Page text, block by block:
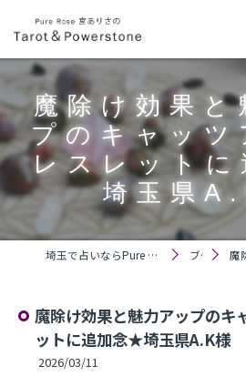
魔除け効果と
プのキャッ
レスレット
埼玉県
埼玉で占いならPure Rose 宮ありさのTarot＆Powerstone ブログ 魔除け
魔除け効果と魅力アップのキ
ットに追加念★埼玉県A.K様
2026/03/11